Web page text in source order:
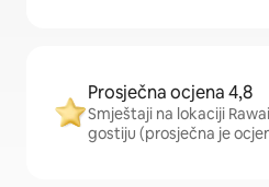
Prosječna ocjena 4,8
Smještaji na lokaciji
gostiju (prosječna je